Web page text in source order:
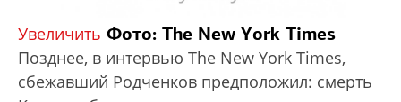
Увеличить Фото: The New York Times
Позднее, в интервью The New York Times,
сбежавший Родченков предположил: смерть